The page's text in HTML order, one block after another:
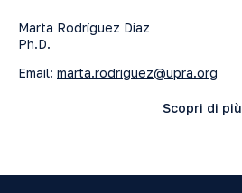
Marta Rodríguez Diaz
Ph.D.
Email: marta.rodriguez@upra.org
Scopri di più